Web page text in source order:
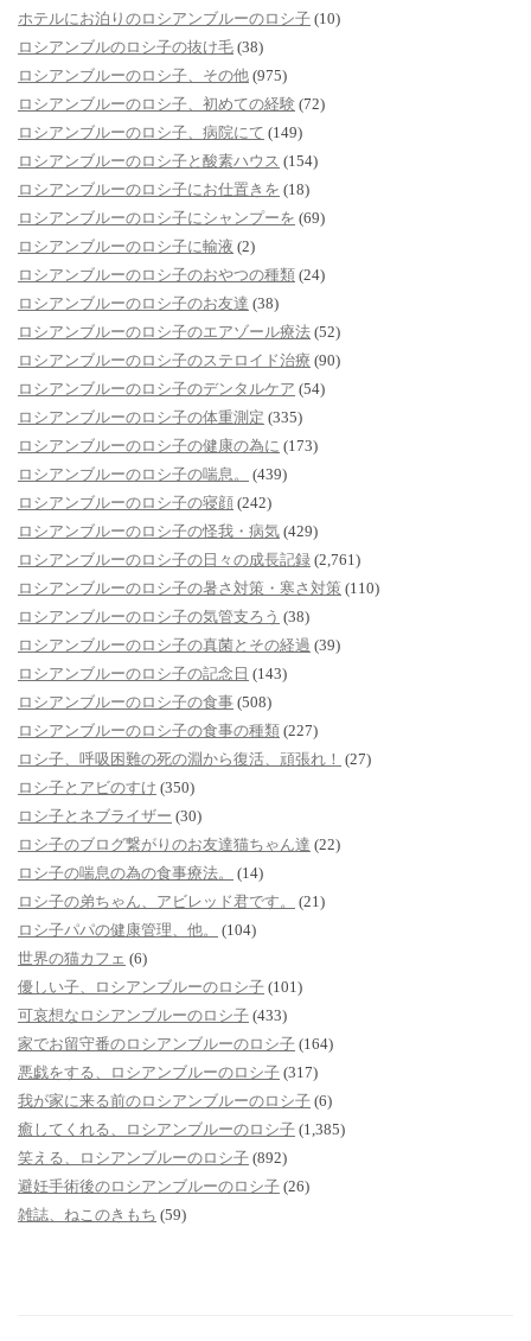
ホテルにお泊りのロシアンブルーのロシ子 (10)
ロシアンブルのロシ子の抜け毛 (38)
ロシアンブルーのロシ子、その他 (975)
ロシアンブルーのロシ子、初めての経験 (72)
ロシアンブルーのロシ子、病院にて (149)
ロシアンブルーのロシ子と酸素ハウス (154)
ロシアンブルーのロシ子にお仕置きを (18)
ロシアンブルーのロシ子にシャンプーを (69)
ロシアンブルーのロシ子に輸液 (2)
ロシアンブルーのロシ子のおやつの種類 (24)
ロシアンブルーのロシ子のお友達 (38)
ロシアンブルーのロシ子のエアゾール療法 (52)
ロシアンブルーのロシ子のステロイド治療 (90)
ロシアンブルーのロシ子のデンタルケア (54)
ロシアンブルーのロシ子の体重測定 (335)
ロシアンブルーのロシ子の健康の為に (173)
ロシアンブルーのロシ子の喘息。
(439)
ロシアンブルーのロシ子の寝顔 (242)
ロシアンブルーのロシ子の怪我・病気 (429)
ロシアンブルーのロシ子の日々の成長記録 (2,761)
ロシアンブルーのロシ子の暑さ対策・寒さ対策 (110)
ロシアンブルーのロシ子の気管支ろう (38)
ロシアンブルーのロシ子の真菌とその経過 (39)
ロシアンブルーのロシ子の記念日 (143)
ロシアンブルーのロシ子の食事 (508)
ロシアンブルーのロシ子の食事の種類 (227)
ロシ子、呼吸困難の死の淵から復活、頑張れ！ (27)
ロシ子とアビのすけ (350)
ロシ子とネブライザー (30)
ロシ子のブログ繋がりのお友達猫ちゃん達 (22)
ロシ子の喘息の為の食事療法。
(14)
ロシ子の弟ちゃん、アビレッド君です。
(21)
ロシ子パパの健康管理、他。
(104)
世界の猫カフェ (6)
優しい子、ロシアンブルーのロシ子 (101)
可哀想なロシアンブルーのロシ子 (433)
家でお留守番のロシアンブルーのロシ子 (164)
悪戯をする、ロシアンブルーのロシ子 (317)
我が家に来る前のロシアンブルーのロシ子 (6)
癒してくれる、ロシアンブルーのロシ子 (1,385)
笑える、ロシアンブルーのロシ子 (892)
避妊手術後のロシアンブルーのロシ子 (26)
雑誌、ねこのきもち (59)